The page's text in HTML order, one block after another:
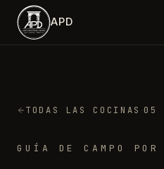
Saltar al contenido principal
APD
TODAS LAS COCINAS ·05
GUÍA DE CAMPO